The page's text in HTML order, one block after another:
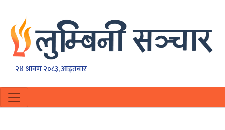
२४ श्रावण २०८३, आइतबार